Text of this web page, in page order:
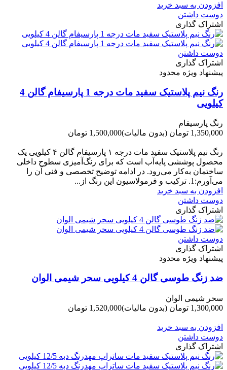
افزودن به سبد خرید
دوست داشتن
اشتراک گذاری
دوست داشتن
اشتراک گذاری
پیشنهاد ویژه محدود
رنگ نیم پلاستیک سفید مات درجه 1 پارسیفام گالن 4
کیلویی
رنگ پارسیفام
1,350,000 تومان
(بدون مالیات)1,500,000 تومان
رنگ نیم‌ پلاستیک سفید مات درجه ۱ پارسیفام گالن ۴ کیلویی یک
محصول پوششی پایه‌آب است که برای رنگ‌آمیزی سطوح داخلی
ساختمان به‌کار می‌رود. در ادامه توضیح تخصصی و فنی آن را
می‌آورم:1. ترکیب و فرمولاسیون این رنگ از...
افزودن به سبد خرید
دوست داشتن
اشتراک گذاری
دوست داشتن
اشتراک گذاری
پیشنهاد ویژه محدود
ضد زنگ طوسی گالن 4 کیلویی سحر شیمی الوان
سحر شیمی الوان
1,300,000 تومان
(بدون مالیات)1,520,000 تومان
افزودن به سبد خرید
دوست داشتن
اشتراک گذاری